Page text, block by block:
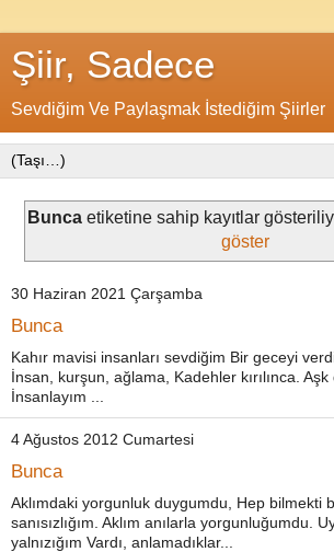
Şiir, Sadece
Sevdiğim Ve Paylaşmak İstediğim Şiirler
Buncaetiketine sahip kayıtlar
göster
30 Haziran 2021 Çarşamba
Bunca
Kahır mavisi insanları sevdiğim Bir geceyi
İnsan, kurşun, ağlama, Kadehler kırılınca. Aşk
İnsanlayım ...
4 Ağustos 2012 Cumartesi
Bunca
Aklımdaki yorgunluk duygumdu, Hep bilmekti
sanısızlığım. Aklım anılarla yorgunluğumdu.
yalnızığım Vardı, anlamadıklar...